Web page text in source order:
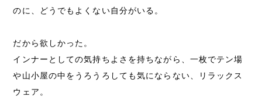
のに、どうでもよくない自分がいる。
だから欲しかった。
インナーとしての気持ちよさを持ちながら、一枚でテン場
や山小屋の中をうろうろしても気にならない、リラックス
ウェア。